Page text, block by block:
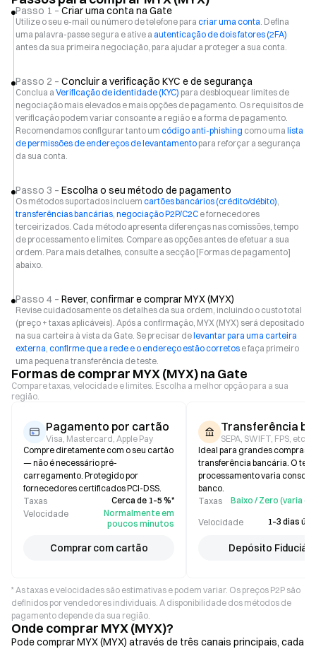
Passo 1 –Criar uma conta na Gate
Utilize o seu e-mail ou número de telefone para criar uma conta. Defina
uma palavra-passe segura e ative a autenticação de dois fatores (2FA)
antes da sua primeira negociação, para ajudar a proteger a sua conta.
Passo 2 – Concluir a verificação KYC e de segurança
Conclua a Verificação de identidade (KYC) para desbloquear limites de
negociação mais elevados e mais opções de pagamento. Os requisitos de
verificação podem variar consoante a região e a forma de pagamento.
Recomendamos configurar tanto um código anti-phishing como uma lista
de permissões de endereços de levantamento para reforçar a segurança
da sua conta.
Passo 3 – Escolha o seu método de pagamento
Os métodos suportados incluem cartões bancários (crédito/débito),
transferências bancárias, negociação P2P/C2C e fornecedores
terceirizados. Cada método apresenta diferenças nas comissões, tempo
de processamento e limites. Compare as opções antes de efetuar a sua
ordem. Para mais detalhes, consulte a secção [Formas de pagamento]
abaixo.
Passo 4 – Rever, confirmar e comprar MYX (MYX)
Revise cuidadosamente os detalhes da sua ordem, incluindo o custo total
(preço + taxas aplicáveis). Após a confirmação, MYX (MYX) será depositado
na sua carteira à vista da Gate. Se precisar delevantar para uma carteira
externa, confirme que a rede e o endereço estão corretos e faça primeiro
uma pequena transferência de teste.
Formas de comprar MYX (MYX) na Gate
Compare taxas, velocidade e limites. Escolha a melhor opção para a sua
região.
Pagamento por cartão
Visa, Mastercard, Apple Pay
Compre diretamente com o seu cartão
— não é necessário pré-
carregamento. Protegido por
fornecedores certificados PCI-DSS.
Taxas
Cerca de 1–5 %*
Velocidade
Normalmente em
poucos minutos
Comprar com cartão
Transferência
SEPA, SWIFT, FPS, etc.
Ideal para grandes compras
transferência bancária. O
processamento varia
banco.
Taxas
Baixo / Zero (varia
Velocidade
1–3 dias
Depósito
* As taxas e velocidades são estimativas e podem variar. Os preços P2P são
definidos por vendedores individuais. A disponibilidade dos métodos de
pagamento depende da sua região.
Onde comprar MYX (MYX)?
Pode comprar MYX (MYX) através de três canais principais, cada